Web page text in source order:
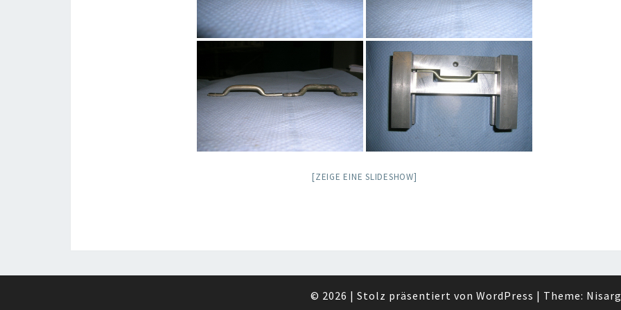
[ZEIGE EINE SLIDESHOW]
© 2026 | Stolz präsentiert von WordPress | Theme: Nisarg